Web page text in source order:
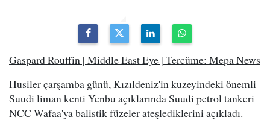
Gaspard Rouffin | Middle East Eye | Tercüme: Mepa News
Husiler çarşamba günü, Kızıldeniz'in kuzeyindeki önemli
Suudi liman kenti Yenbu açıklarında Suudi petrol tankeri
NCC Wafaa'ya balistik füzeler ateşlediklerini açıkladı.